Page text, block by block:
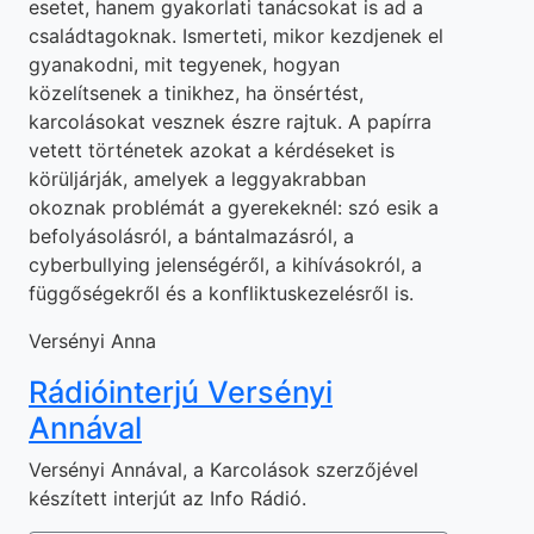
esetet, hanem gyakorlati tanácsokat is ad a
családtagoknak. Ismerteti, mikor kezdjenek el
gyanakodni, mit tegyenek, hogyan
közelítsenek a tinikhez, ha önsértést,
karcolásokat vesznek észre rajtuk. A papírra
vetett történetek azokat a kérdéseket is
körüljárják, amelyek a leggyakrabban
okoznak problémát a gyerekeknél: szó esik a
befolyásolásról, a bántalmazásról, a
cyberbullying jelenségéről, a kihívásokról, a
függőségekről és a konfliktuskezelésről is.
Versényi Anna
Rádióinterjú Versényi
Annával
Versényi Annával, a Karcolások szerzőjével
készített interjút az Info Rádió.